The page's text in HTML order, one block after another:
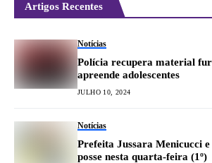
Artigos Recentes
Notícias
Polícia recupera material
apreende adolescentes
JULHO 10, 2024
Notícias
Prefeita Jussara Menicucci
posse nesta quarta-feira (1º)